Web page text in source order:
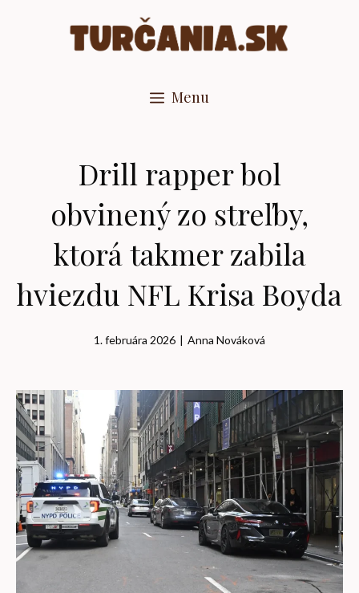
Menu
Drill rapper bol
obvinený zo streľby,
ktorá takmer zabila
hviezdu NFL Krisa Boyda
1. februára 2026 | Anna Nováková